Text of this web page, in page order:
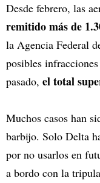
Desde febrero, las
remitido más de
la Agencia Federal
posibles
pasado, el total
Muchos casos han
barbijo. Solo Delta
por no usarlos en
a bordo con la